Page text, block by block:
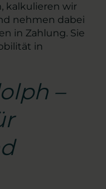
kalkulieren wir
nehmen dabei
in Zahlung. Sie
in
–